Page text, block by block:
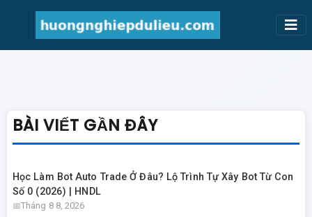
BÀI VIẾT GẦN ĐÂY
Học Làm Bot Auto Trade Ở Đâu? Lộ Trình Tự Xây Bot Từ Con
Số 0 (2026) | HNDL
Tháng 8 8, 2026